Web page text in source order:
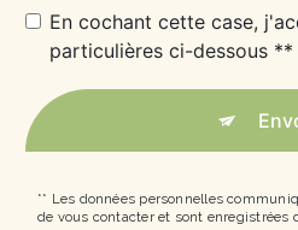
En cochant cette case,
particulières ci-dessous **
** Les données personnelles
de vous contacter et sont enregistrées